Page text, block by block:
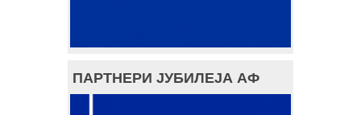
ПАРТНЕРИ ЈУБИЛЕЈА АФ